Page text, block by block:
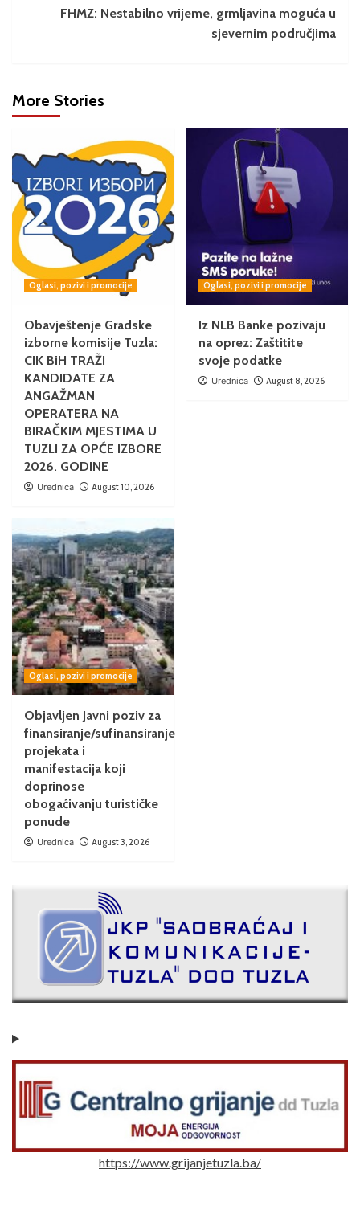
FHMZ: Nestabilno vrijeme, grmljavina moguća u
sjevernim područjima
More Stories
Oglasi, pozivi i promocije
Obavještenje Gradske
izborne komisije Tuzla:
CIK BiH TRAŽI
KANDIDATE ZA
ANGAŽMAN
OPERATERA NA
BIRAČKIM MJESTIMA U
TUZLI ZA OPĆE IZBORE
2026. GODINE
Urednica August 10, 2026
Oglasi, pozivi i promocije
Iz NLB Banke pozivaju
na oprez: Zaštitite
svoje podatke
Urednica August 8, 2026
Oglasi, pozivi i promocije
Objavljen Javni poziv za
finansiranje/sufinansiranje
projekata i
manifestacija koji
doprinose
obogaćivanju turističke
ponude
Urednica August 3, 2026
https://www.grijanjetuzla.ba/